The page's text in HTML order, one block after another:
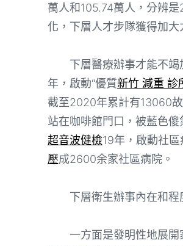
萬人和105.74萬人，分辨
化，下層人才步隊獲得加大
下層醫療辦事才能不竭
年，啟動“優質新竹 減重 診
截至2020年累計有13060
站在咖啡館門口，被藍色
超音波健檢19年，啟動社
壓成2600余家社區病院。
下層衛生辦事內在和程
一方面是發明性地展開